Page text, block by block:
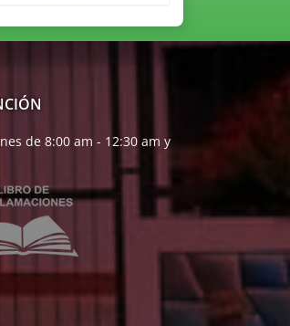
de 8:00 am - 12:30 am y